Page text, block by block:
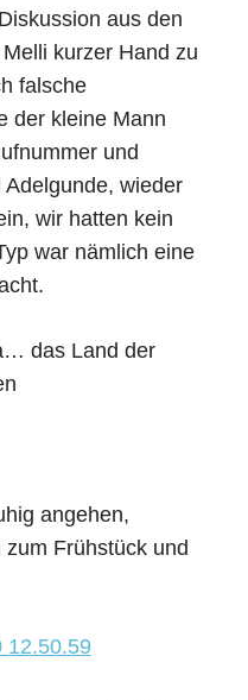
aus den
kurzer Hand zu
falsche
der kleine Mann
und
wieder
wir hatten kein
war nämlich eine
das Land der
angehen,
Frühstück und